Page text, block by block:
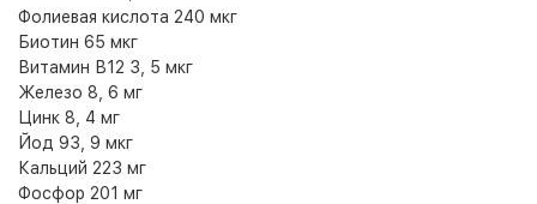
Фолиевая кислота 240 мкг
Биотин 65 мкг
Витамин В12 3, 5 мкг
Железо 8, 6 мг
Цинк 8, 4 мг
Йод 93, 9 мкг
Кальций 223 мг
Фосфор 201 мг